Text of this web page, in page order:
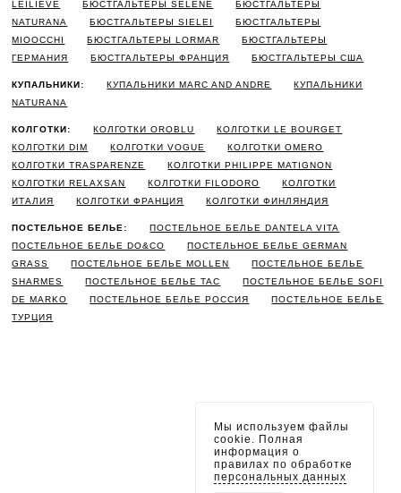
LEILIEVE
БЮСТГАЛЬТЕРЫ SELENE
БЮСТГАЛЬТЕРЫ
NATURANA
БЮСТГАЛЬТЕРЫ SIELEI
БЮСТГАЛЬТЕРЫ
MIOOCCHI
БЮСТГАЛЬТЕРЫ LORMAR
БЮСТГАЛЬТЕРЫ
ГЕРМАНИЯ
БЮСТГАЛЬТЕРЫ ФРАНЦИЯ БЮСТГАЛЬТЕРЫ США
КУПАЛЬНИКИ: КУПАЛЬНИКИ MARC AND ANDRE
КУПАЛЬНИКИ
NATURANA
КОЛГОТКИ: КОЛГОТКИ OROBLU
КОЛГОТКИ LE BOURGET
КОЛГОТКИ DIM
КОЛГОТКИ VOGUE
КОЛГОТКИ OMERO
КОЛГОТКИ TRASPARENZE
КОЛГОТКИ PHILIPPE MATIGNON
КОЛГОТКИ RELAXSAN
КОЛГОТКИ FILODORO
КОЛГОТКИ
ИТАЛИЯ
КОЛГОТКИ ФРАНЦИЯ КОЛГОТКИ ФИНЛЯНДИЯ
ПОСТЕЛЬНОЕ БЕЛЬЕ:
ПОСТЕЛЬНОЕ БЕЛЬЕ DANTELA VITA
ПОСТЕЛЬНОЕ БЕЛЬЕ DO&CO
ПОСТЕЛЬНОЕ БЕЛЬЕ GERMAN
GRASS
ПОСТЕЛЬНОЕ БЕЛЬЕ MOLLEN
ПОСТЕЛЬНОЕ БЕЛЬЕ
SHARMES
ПОСТЕЛЬНОЕ БЕЛЬЕ TAC
ПОСТЕЛЬНОЕ БЕЛЬЕ SOFI
DE MARKO
ПОСТЕЛЬНОЕ БЕЛЬЕ РОССИЯ
ПОСТЕЛЬНОЕ БЕЛЬЕ
ТУРЦИЯ
Мы используем файлы
cookie. Полная
информация о
правилах по обработке
персональных данных